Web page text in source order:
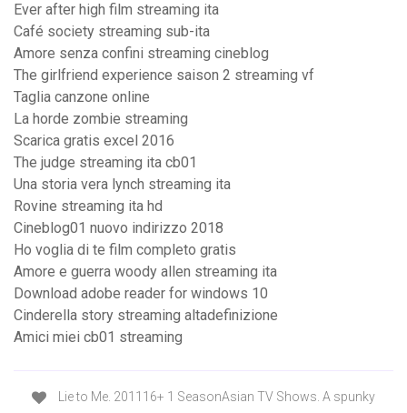
Ever after high film streaming ita
Café society streaming sub-ita
Amore senza confini streaming cineblog
The girlfriend experience saison 2 streaming vf
Taglia canzone online
La horde zombie streaming
Scarica gratis excel 2016
The judge streaming ita cb01
Una storia vera lynch streaming ita
Rovine streaming ita hd
Cineblog01 nuovo indirizzo 2018
Ho voglia di te film completo gratis
Amore e guerra woody allen streaming ita
Download adobe reader for windows 10
Cinderella story streaming altadefinizione
Amici miei cb01 streaming
Lie to Me. 201116+ 1 SeasonAsian TV Shows. A spunky